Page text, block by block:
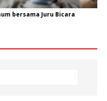
bersama Juru Bicara